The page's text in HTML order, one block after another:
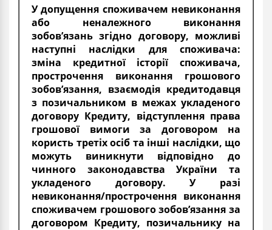
У допущення споживачем невиконання
або неналежного виконання
зобов’язань згідно договору, можливі
наступні наслідки для споживача:
зміна кредитної історії споживача,
прострочення виконання грошового
зобов’язання, взаємодія кредитодавця
з позичальником в межах укладеного
договору Кредиту, відступлення права
грошової вимоги за договором на
користь третіх осіб та інші наслідки, що
можуть виникнути відповідно до
чинного законодавства України та
укладеного договору. У разі
невиконання/прострочення виконання
споживачем грошового зобов’язання за
договором Кредиту, позичальнику на